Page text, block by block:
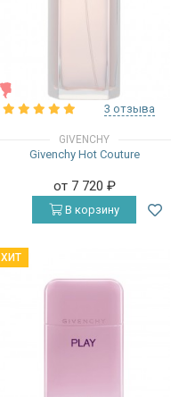
ЖЕНСКИЕ
3 отзыва
GIVENCHY
Givenchy Hot Couture
от 7 720 ₽
В корзину
ХИТ